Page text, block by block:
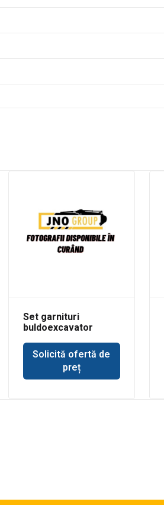
Set garnituri
buldoexcavator
basculare cupa
incarcare
Solicită ofertă de
preț